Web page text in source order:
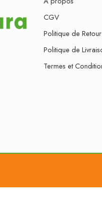
CGV
Politique de Retour
Politique de
Termes et